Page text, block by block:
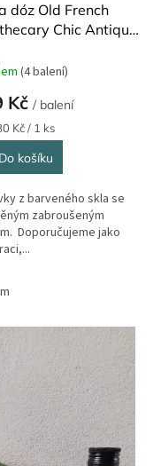
dóz Old French
Chic Antique
(4 balení)
Kč / balení
Kč / 1 ks
Do košíku
z barveného skla se
zabroušeným
Doporučujeme jako